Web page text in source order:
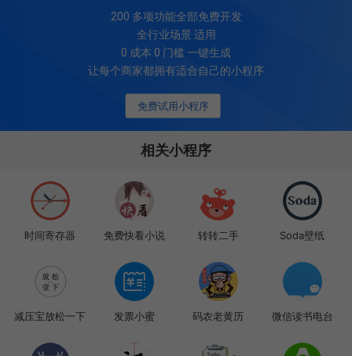
免费试用小程序
200 多项功能全部免费开发
全行业场景 适用
0 成本 0 门槛 一键生成
让每个商家都拥有适合自己的小程序
相关小程序
时间寄存器 免费快看小说 转转二手 Soda壁纸
减压宝放松一下 发票小蜜 码农老黄历 微信读书电台